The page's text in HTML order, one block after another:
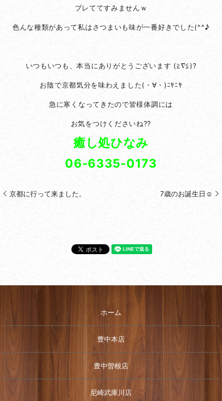
ブレててすみませんｗ
色んな種類があって私はさつまいも味が一番好きでした(^^♪
いつもいつも、本当にありがとうございます (≧∇≦)?
お陰で京都気分を味わえました(・∀・)ﾆﾔﾆﾔ
急に寒くなってきたので皆様体調には
お気をつけくださいね??
癒し処ひなみ
06-6335-0173
京都に行って来ました。 7歳のお誕生日☺
ホーム
豊中本店
豊中曽根店
尼崎武庫川店